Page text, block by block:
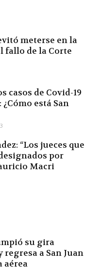
meterse en la
fallo de la Corte
casos de Covid-19
está San
“Los jueces que
por
Macri
su gira
a San Juan
aérea